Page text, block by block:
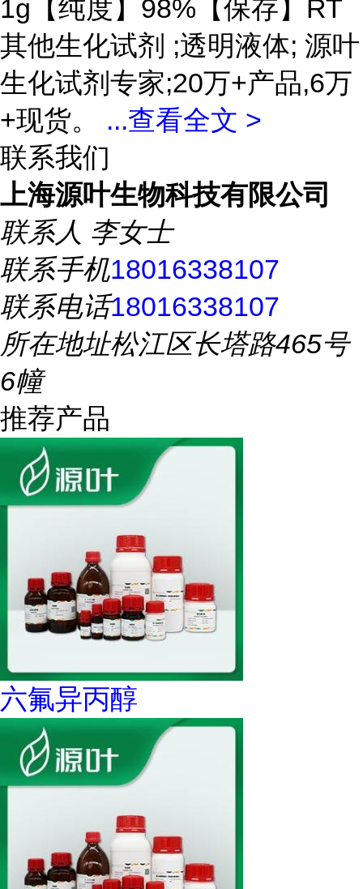
1g【纯度】98%【保存】RT
其他生化试剂 ;透明液体; 源叶
生化试剂专家;20万+产品,6万
+现货。 ...查看全文 >
联系我们
上海源叶生物科技有限公司
联系人 李女士
联系手机18016338107
联系电话18016338107
所在地址松江区长塔路465号
6幢
推荐产品
六氟异丙醇